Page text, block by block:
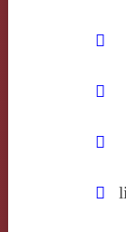
𧕮
𧕯
𨟀
𩭇